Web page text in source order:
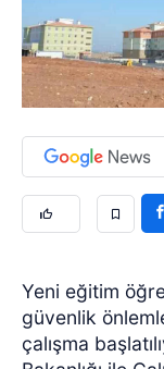
Yeni eğitim
güvenlik
çalışma